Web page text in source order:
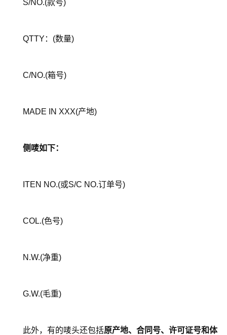
S/NO.(款号)
QTTY：(数量)
C/NO.(箱号)
MADE IN XXX(产地)
侧唛如下：
ITEN NO.(或S/C NO.订单号)
COL.(色号)
N.W.(净重)
G.W.(毛重)
此外，有的唛头还包括原产地、合同号、许可证号和体